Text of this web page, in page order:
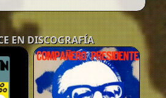
EN DISCOGRAFÍA